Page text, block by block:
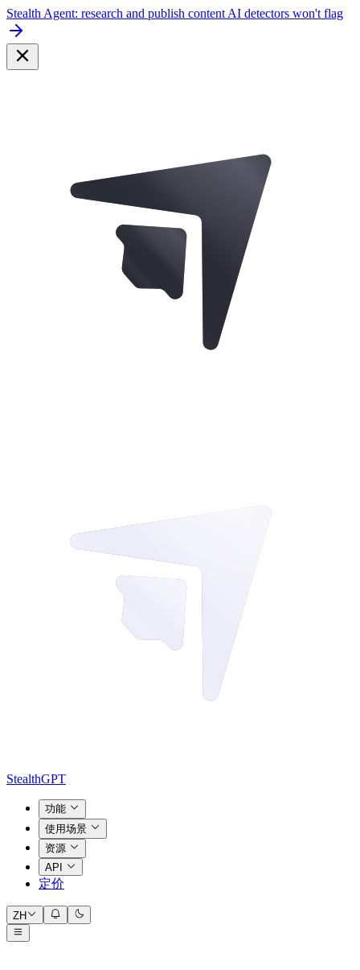
Stealth Agent: research and publish content AI detectors won't flag
StealthGPT
功能
使用场景
资源
API
定价
ZH